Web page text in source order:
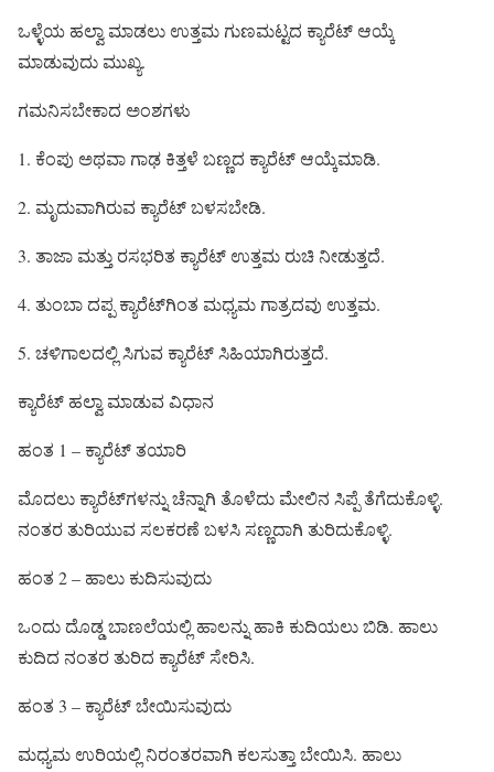
ಒಳ್ಳೆಯ ಹಲ್ವಾ ಮಾಡಲು ಉತ್ತಮ ಗುಣಮಟ್ಟದ ಕ್ಯಾರೆಟ್ ಆಯ್ಕೆ
ಮಾಡುವುದು ಮುಖ್ಯ.
ಗಮನಿಸಬೇಕಾದ ಅಂಶಗಳು
1. ಕೆಂಪು ಅಥವಾ ಗಾಢ ಕಿತ್ತಳೆ ಬಣ್ಣದ ಕ್ಯಾರೆಟ್ ಆಯ್ಕೆಮಾಡಿ.
2. ಮೃದುವಾಗಿರುವ ಕ್ಯಾರೆಟ್ ಬಳಸಬೇಡಿ.
3. ತಾಜಾ ಮತ್ತು ರಸಭರಿತ ಕ್ಯಾರೆಟ್ ಉತ್ತಮ ರುಚಿ ನೀಡುತ್ತದೆ.
4. ತುಂಬಾ ದಪ್ಪ ಕ್ಯಾರೆಟ್‌ಗಿಂತ ಮಧ್ಯಮ ಗಾತ್ರದವು ಉತ್ತಮ.
5. ಚಳಿಗಾಲದಲ್ಲಿ ಸಿಗುವ ಕ್ಯಾರೆಟ್ ಸಿಹಿಯಾಗಿರುತ್ತದೆ.
ಕ್ಯಾರೆಟ್ ಹಲ್ವಾ ಮಾಡುವ ವಿಧಾನ
ಹಂತ 1 – ಕ್ಯಾರೆಟ್ ತಯಾರಿ
ಮೊದಲು ಕ್ಯಾರೆಟ್‌ಗಳನ್ನು ಚೆನ್ನಾಗಿ ತೊಳೆದು ಮೇಲಿನ ಸಿಪ್ಪೆ ತೆಗೆದುಕೊಳ್ಳಿ.
ನಂತರ ತುರಿಯುವ ಸಲಕರಣೆ ಬಳಸಿ ಸಣ್ಣದಾಗಿ ತುರಿದುಕೊಳ್ಳಿ.
ಹಂತ 2 – ಹಾಲು ಕುದಿಸುವುದು
ಒಂದು ದೊಡ್ಡ ಬಾಣಲೆಯಲ್ಲಿ ಹಾಲನ್ನು ಹಾಕಿ ಕುದಿಯಲು ಬಿಡಿ. ಹಾಲು
ಕುದಿದ ನಂತರ ತುರಿದ ಕ್ಯಾರೆಟ್ ಸೇರಿಸಿ.
ಹಂತ 3 – ಕ್ಯಾರೆಟ್ ಬೇಯಿಸುವುದು
ಮಧ್ಯಮ ಉರಿಯಲ್ಲಿ ನಿರಂತರವಾಗಿ ಕಲಸುತ್ತಾ ಬೇಯಿಸಿ. ಹಾಲು